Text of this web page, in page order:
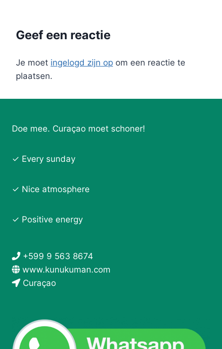
Geef een reactie
Je moet ingelogd zijn op om een reactie te
plaatsen.
Doe mee. Curaçao moet schoner!
✓ Every sunday
✓ Nice atmosphere
✓ Positive energy
+599 9 563 8674
www.kunukuman.com
Curaçao